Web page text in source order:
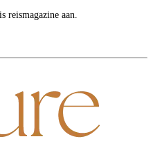
reismagazine aan.